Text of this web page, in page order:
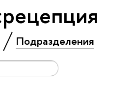
Подразделения